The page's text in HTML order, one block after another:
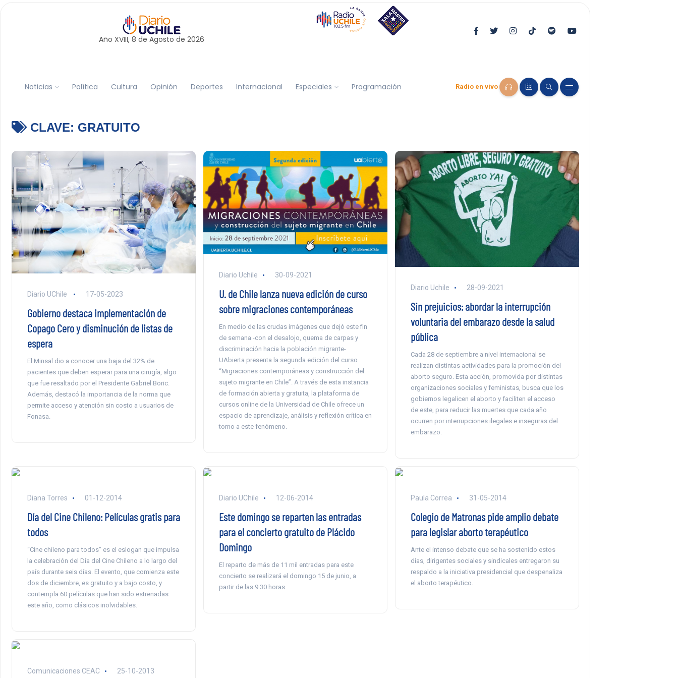
Año XVIII, 8 de Agosto de 2026
Noticias Política Cultura Opinión Deportes Internacional Especiales Programación Radio en vivo
CLAVE: GRATUITO
Diario UChile 17-05-2023
Gobierno destaca implementación de
Copago Cero y disminución de listas de
espera
El Minsal dio a conocer una baja del 32% de
pacientes que deben esperar para una cirugía, algo
que fue resaltado por el Presidente Gabriel Boric.
Además, destacó la importancia de la norma que
permite acceso y atención sin costo a usuarios de
Fonasa.
Diario Uchile 30-09-2021
U. de Chile lanza nueva edición de curso
sobre migraciones contemporáneas
En medio de las crudas imágenes que dejó este fin
de semana -con el desalojo, quema de carpas y
discriminación hacia la población migrante-
UAbierta presenta la segunda edición del curso
“Migraciones contemporáneas y construcción del
sujeto migrante en Chile”. A través de esta instancia
de formación abierta y gratuita, la plataforma de
cursos online de la Universidad de Chile ofrece un
espacio de aprendizaje, análisis y reflexión crítica en
torno a este fenómeno.
Diario Uchile 28-09-2021
Sin prejuicios: abordar la interrupción
voluntaria del embarazo desde la salud
pública
Cada 28 de septiembre a nivel internacional se
realizan distintas actividades para la promoción del
aborto seguro. Esta acción, promovida por distintas
organizaciones sociales y feministas, busca que los
gobiernos legalicen el aborto y faciliten el acceso
de este, para reducir las muertes que cada año
ocurren por interrupciones ilegales e inseguras del
embarazo.
Diana Torres 01-12-2014
Día del Cine Chileno: Películas gratis para
todos
“Cine chileno para todos” es el eslogan que impulsa
la celebración del Día del Cine Chileno a lo largo del
país durante seis días. El evento, que comienza este
dos de diciembre, es gratuito y a bajo costo, y
contempla 60 películas que han sido estrenadas
este año, como clásicos inolvidables.
Diario UChile 12-06-2014
Este domingo se reparten las entradas
para el concierto gratuito de Plácido
Domingo
El reparto de más de 11 mil entradas para este
concierto se realizará el domingo 15 de junio, a
partir de las 9:30 horas.
Paula Correa 31-05-2014
Colegio de Matronas pide amplio debate
para legislar aborto terapéutico
Ante el intenso debate que se ha sostenido estos
días, dirigentes sociales y sindicales entregaron su
respaldo a la iniciativa presidencial que despenaliza
el aborto terapéutico.
Comunicaciones CEAC 25-10-2013